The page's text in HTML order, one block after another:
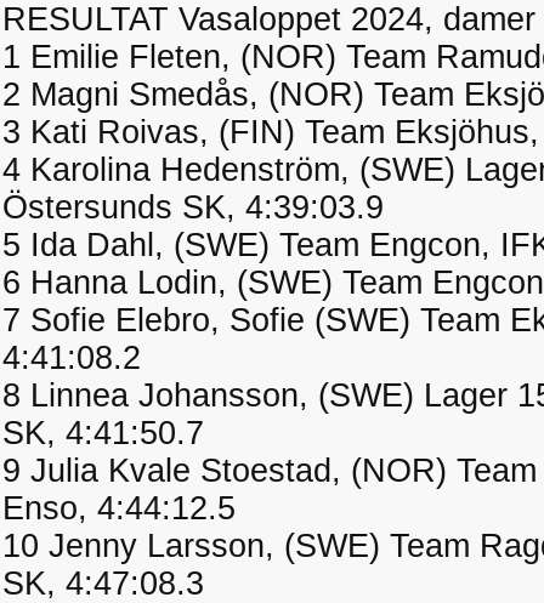
RESULTAT Vasaloppet 2024, damer
1 Emilie Fleten, (NOR) Team
2 Magni Smedås, (NOR) Team
3 Kati Roivas, (FIN) Team
4 Karolina Hedenström, (SWE)
Östersunds SK, 4:39:03.9
5 Ida Dahl, (SWE) Team Engcon,
6 Hanna Lodin, (SWE) Team
7 Sofie Elebro, Sofie (SWE) Team
4:41:08.2
8 Linnea Johansson, (SWE) Lager
SK, 4:41:50.7
9 Julia Kvale Stoestad, (NOR)
Enso, 4:44:12.5
10 Jenny Larsson, (SWE) Team
SK, 4:47:08.3